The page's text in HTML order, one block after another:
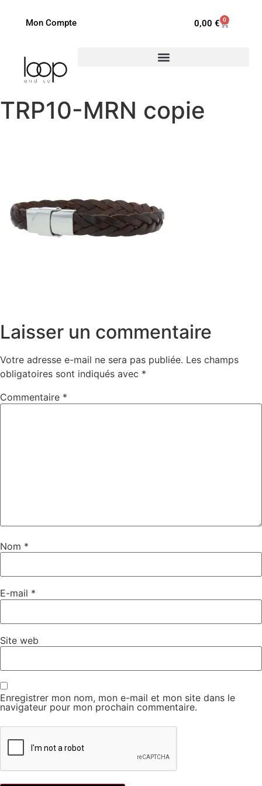
Mon Compte 0,00 € 0
TRP10-MRN copie
Laisser un commentaire
Votre adresse e-mail ne sera pas publiée. Les champs
obligatoires sont indiqués avec *
Commentaire *
Nom *
E-mail *
Site web
Enregistrer mon nom, mon e-mail et mon site dans le
navigateur pour mon prochain commentaire.